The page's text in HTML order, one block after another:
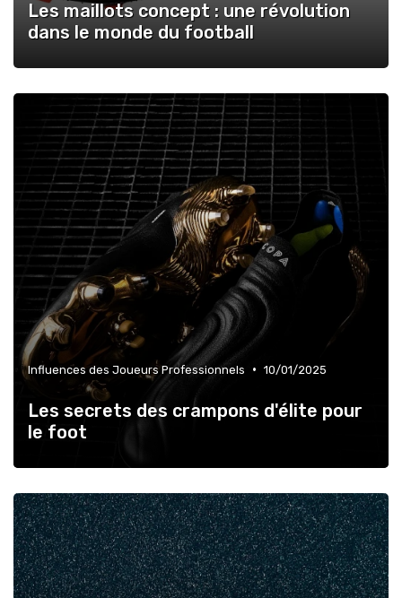
Les maillots concept : une révolution
dans le monde du football
Influences des Joueurs Professionnels • 10/01/2025
Les secrets des crampons d'élite pour
le foot